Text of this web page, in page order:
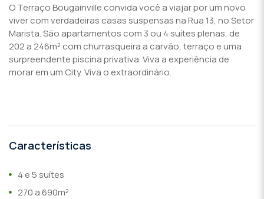
O Terraço Bougainville convida você a viajar por um novo
viver com verdadeiras casas suspensas na Rua 13, no Setor
Marista. São apartamentos com 3 ou 4 suítes plenas, de
202 a 246m² com churrasqueira a carvão, terraço e uma
surpreendente piscina privativa. Viva a experiência de
morar em um City. Viva o extraordinário.
Características
4 e 5 suítes
270 a 690m²